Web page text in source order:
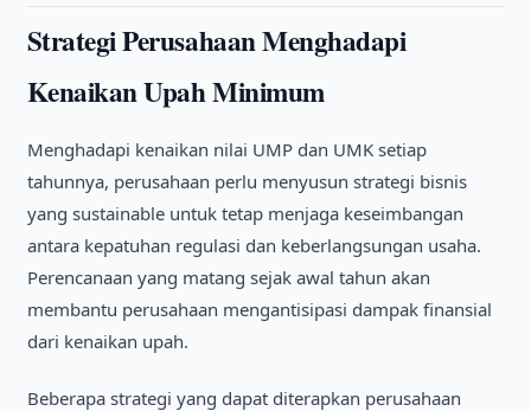
Strategi Perusahaan Menghadapi
Kenaikan Upah Minimum
Menghadapi kenaikan nilai UMP dan UMK setiap
tahunnya, perusahaan perlu menyusun strategi bisnis
yang sustainable untuk tetap menjaga keseimbangan
antara kepatuhan regulasi dan keberlangsungan usaha.
Perencanaan yang matang sejak awal tahun akan
membantu perusahaan mengantisipasi dampak finansial
dari kenaikan upah.
Beberapa strategi yang dapat diterapkan perusahaan